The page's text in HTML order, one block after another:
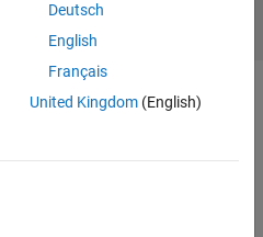
Deutsch
English
Français
United Kingdom(English)